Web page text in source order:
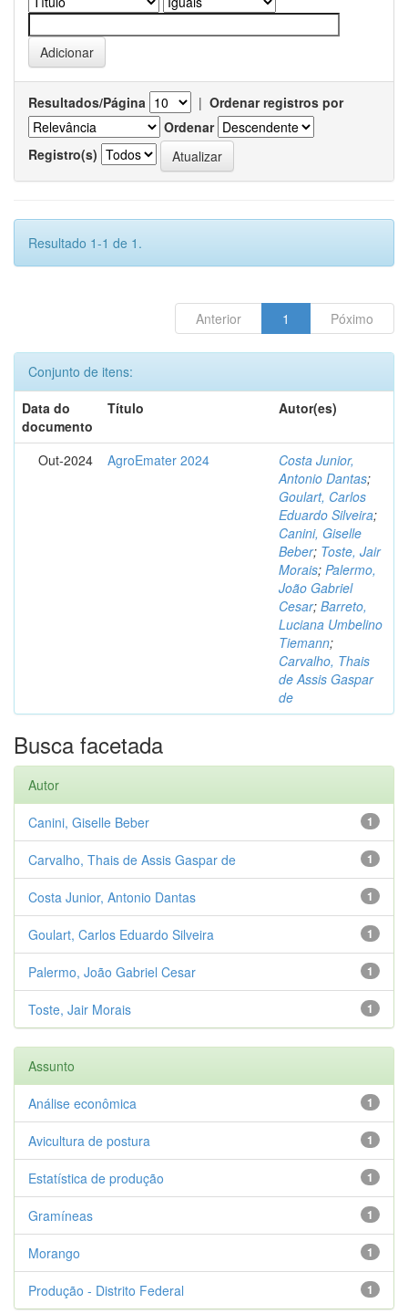
Resultados/Página | Ordenar registros por
Ordenar
Registro(s)
Resultado 1-1 de 1.
Anterior 1 Póximo
Conjunto de itens:
Data do
documento
Título Autor(es)
Out-2024 AgroEmater 2024
Costa Junior,
Antonio Dantas;
Goulart, Carlos
Eduardo Silveira;
Canini, Giselle
Beber; Toste, Jair
Morais; Palermo,
João Gabriel
Cesar; Barreto,
Luciana Umbelino
Tiemann;
Carvalho, Thais
de Assis Gaspar
de
Busca facetada
Autor
1
Canini, Giselle Beber
1
Carvalho, Thais de Assis Gaspar de
1
Costa Junior, Antonio Dantas
1
Goulart, Carlos Eduardo Silveira
1
Palermo, João Gabriel Cesar
1
Toste, Jair Morais
Assunto
1
Análise econômica
1
Avicultura de postura
1
Estatística de produção
1
Gramíneas
1
Morango
1
Produção - Distrito Federal